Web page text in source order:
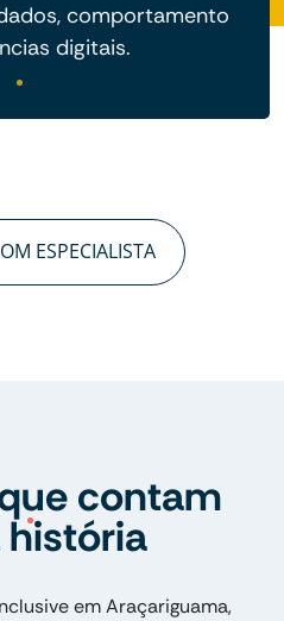
comportamento
digitais.
ESPECIALISTA
contam
história
em Araçariguama,